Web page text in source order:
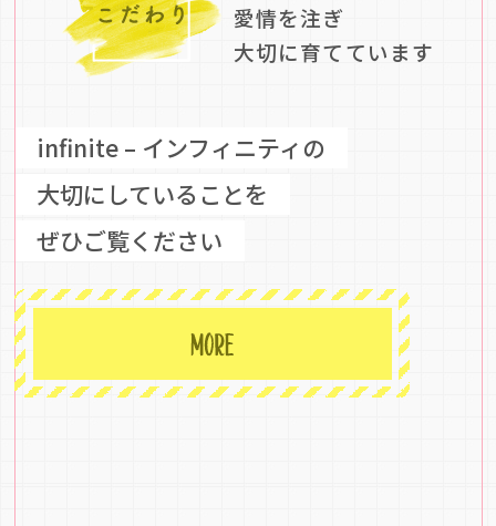
愛情を注ぎ
大切に育てています
infinite – インフィニティの
大切にしていることを
ぜひご覧ください